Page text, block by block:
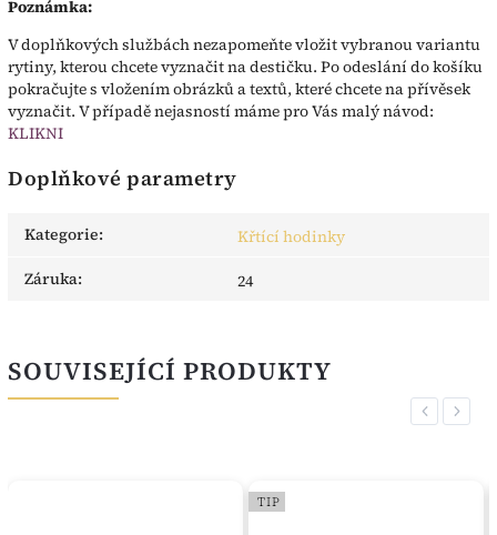
Poznámka:
V doplňkových službách nezapomeňte vložit vybranou variantu
rytiny, kterou chcete vyznačit na destičku. Po odeslání do košíku
pokračujte s vložením obrázků a textů, které chcete na přívěsek
vyznačit. V případě nejasností máme pro Vás malý návod:
KLIKNI
Doplňkové parametry
Kategorie:
Křtící hodinky
Záruka: 24
SOUVISEJÍCÍ PRODUKTY
Previous
TIP
Next